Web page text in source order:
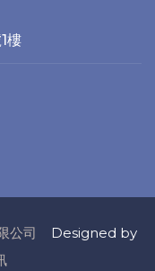
樓
公司 Designed by